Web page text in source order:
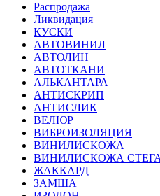
Распродажа
Ликвидация
КУСКИ
АВТОВИНИЛ
АВТОЛИН
АВТОТКАНИ
АЛЬКАНТАРА
АНТИСКРИП
АНТИСЛИК
ВЕЛЮР
ВИБРОИЗОЛЯЦИЯ
ВИНИЛИСКОЖА
ВИНИЛИСКОЖА
ЖАККАРД
ЗАМША